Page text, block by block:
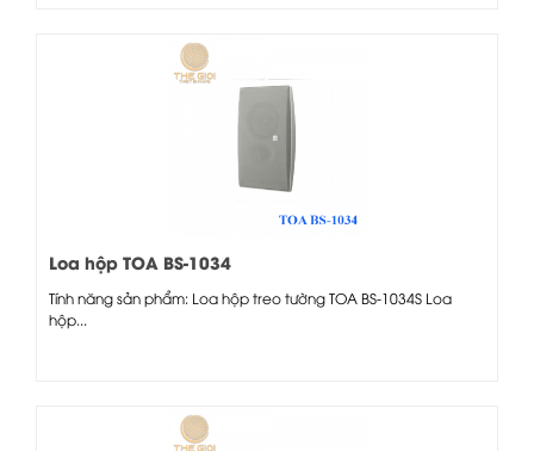
Loa hộp TOA BS-1034
Tính năng sản phẩm: Loa hộp treo tường TOA BS-1034S Loa
hộp...